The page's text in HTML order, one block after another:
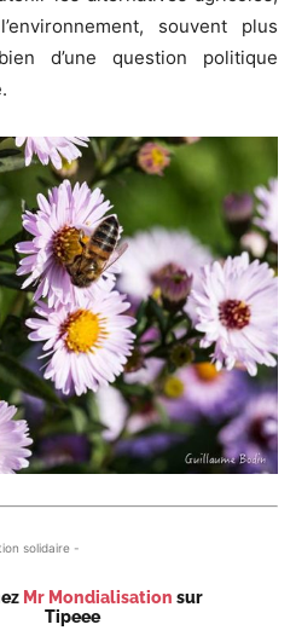
souvent plus
d’une question politique
solidaire -
Mr Mondialisation sur
Tipeee